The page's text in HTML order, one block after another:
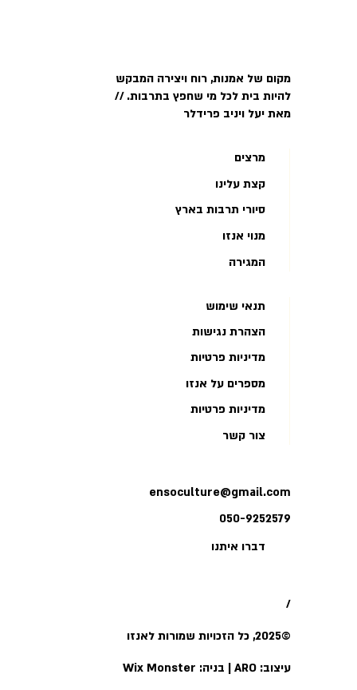
תנאי שימוש
הצהרת נגישות
מדיניות פרטיות
מספרים על אנזו
מדיניות פרטיות
צור קשר
עיצוב:ARO
| בניה: Wix Monster
מרצים
קצת עלינו
סיורי תרבות בארץ
מנוי אנזו
המגירה
מקום של אמנות, רוח ויצירה המבקש
להיות בית לכל מי שחפץ בתרבות. //
מאת יעל ויניב פרידלר
©2025, כל הזכויות שמורות לאנזו
ensoculture@gmail.com
050-9252579
דברו איתנו
/